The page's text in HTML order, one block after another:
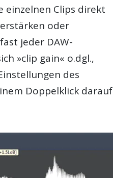
einzelnen Clips direkt
oder
jeder DAW-
»clip gain« o.dgl.,
des
Doppelklick darauf